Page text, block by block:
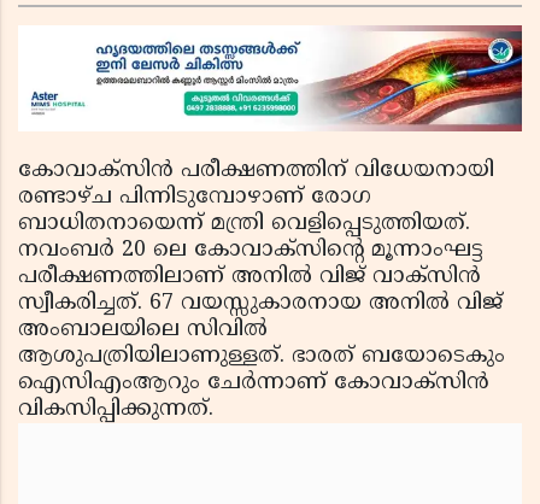
കോവാക്‌സിന്‍ പരീക്ഷണത്തിന് വിധേയനായി
രണ്ടാഴ്ച പിന്നിടുമ്പോഴാണ് രോഗ
ബാധിതനായെന്ന് മന്ത്രി വെളിപ്പെടുത്തിയത്.
നവംബര്‍ 20 ലെ കോവാക്‌സിന്റെ മൂന്നാംഘട്ട
പരീക്ഷണത്തിലാണ് അനില്‍ വിജ് വാക്‌സിന്‍
സ്വീകരിച്ചത്. 67 വയസ്സുകാരനായ അനില്‍ വിജ്
അംബാലയിലെ സിവില്‍
ആശുപത്രിയിലാണുള്ളത്. ഭാരത് ബയോടെകും
ഐസിഎംആറും ചേര്‍ന്നാണ് കോവാക്‌സിന്‍
വികസിപ്പിക്കുന്നത്.